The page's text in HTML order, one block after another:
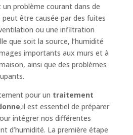
un problème courant dans de
être causée par des fuites
ou une infiltration
que soit la source, l’humidité
importants aux murs et à
ainsi que des problèmes
pour un traitement
,il est essentiel de préparer
intégrer nos différentes
d’humidité. La première étape